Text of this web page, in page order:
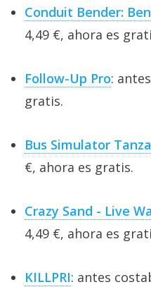
Conduit Bender:
4,49 €, ahora es
Follow-Up Pro:
gratis.
Bus Simulator
€, ahora es gratis.
Crazy Sand - Live
4,49 €, ahora es
KILLPRI: antes